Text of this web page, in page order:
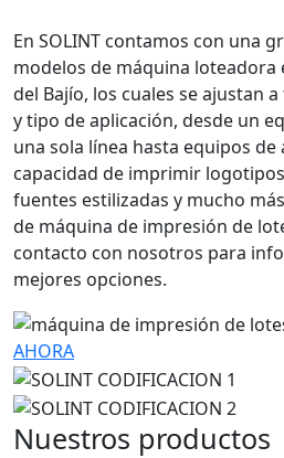
En SOLINT contamos con una
modelos de máquina loteadora
del Bajío, los cuales se ajustan
y tipo de aplicación, desde un
una sola línea hasta equipos
capacidad de imprimir
fuentes estilizadas y mucho
de máquina de impresión de
contacto con nosotros para
mejores opciones.
AHORA
Nuestros productos